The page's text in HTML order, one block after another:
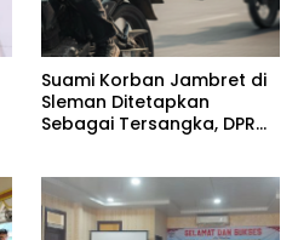
Suami Korban Jambret di
Sleman Ditetapkan
Sebagai Tersangka, DPR